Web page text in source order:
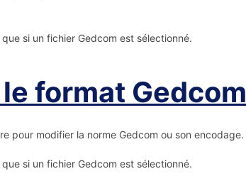
si un fichier Gedcom est sélectionné.
format Gedcom
pour modifier la norme Gedcom ou son encodage.
si un fichier Gedcom est sélectionné.